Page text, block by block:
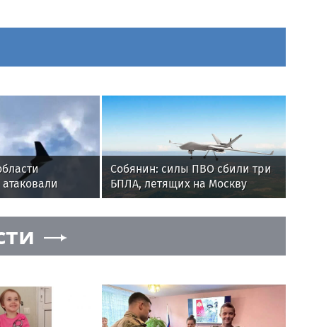
предприятие
Собянин: силы ПВО сбили три
БПЛА, летящих на Москву